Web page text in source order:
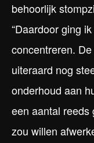
behoorlijk
“Daardoor ging
concentreren.
uiteraard nog
onderhoud aan
een aantal reeds
zou willen